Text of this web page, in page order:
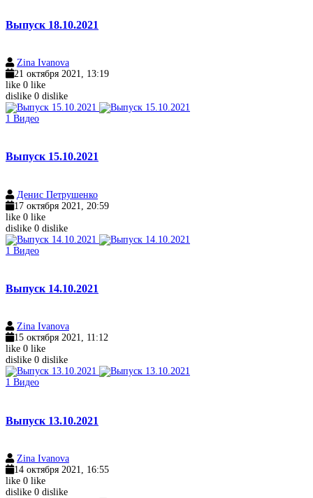
Выпуск 18.10.2021
Zina Ivanova
21 октября 2021, 13:19
like 0 like
dislike 0 dislike
1 Видео
Выпуск 15.10.2021
Денис Петрушенко
17 октября 2021, 20:59
like 0 like
dislike 0 dislike
1 Видео
Выпуск 14.10.2021
Zina Ivanova
15 октября 2021, 11:12
like 0 like
dislike 0 dislike
1 Видео
Выпуск 13.10.2021
Zina Ivanova
14 октября 2021, 16:55
like 0 like
dislike 0 dislike